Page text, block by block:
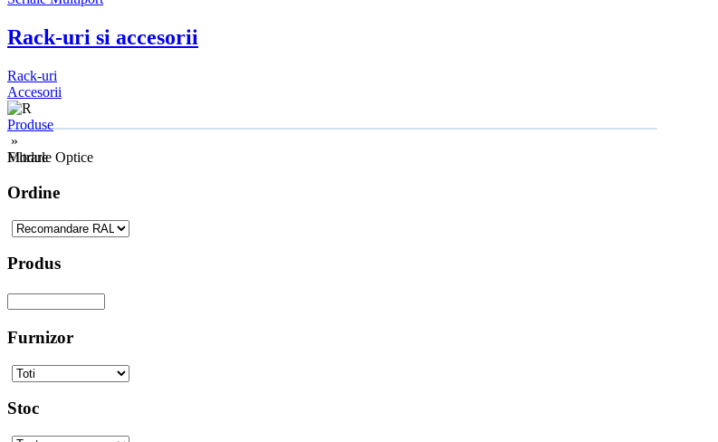
Rack-uri si accesorii
Rack-uri
Accesorii
Produse
»
Module Optice
Filtrare
Ordine
Produs
Furnizor
Stoc